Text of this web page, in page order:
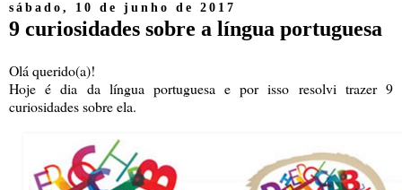
sábado, 10 de junho de 2017
9 curiosidades sobre a língua portuguesa
Olá querido(a)!
Hoje é dia da língua portuguesa e por isso resolvi trazer 9
curiosidades sobre ela.